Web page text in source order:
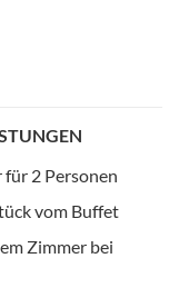
2 Personen
vom Buffet
Zimmer bei